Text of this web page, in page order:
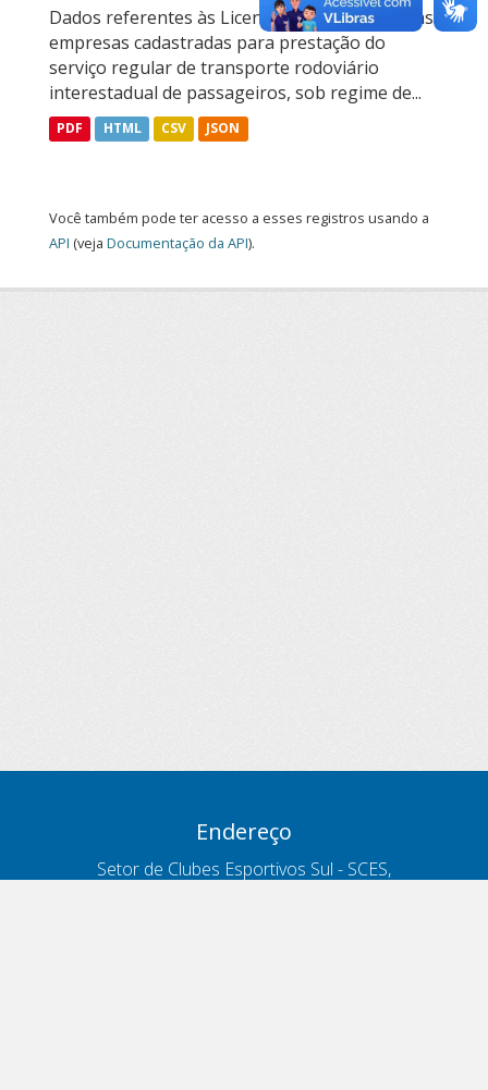
Dados referentes às Licenças Operacionais das
empresas cadastradas para prestação do
serviço regular de transporte rodoviário
interestadual de passageiros, sob regime de...
PDF HTML CSV JSON
Você também pode ter acesso a esses registros usando a
API (veja Documentação da API).
Endereço
Setor de Clubes Esportivos Sul - SCES,